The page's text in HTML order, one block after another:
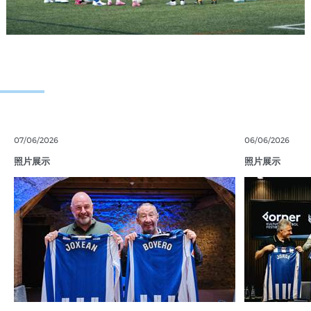
07/06/2026
照片展示
06/06/2026
照片展示